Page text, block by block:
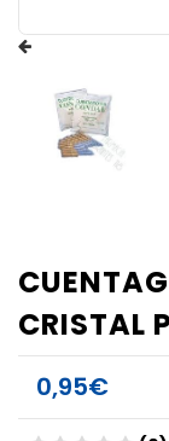
CRISTAL
0,95€